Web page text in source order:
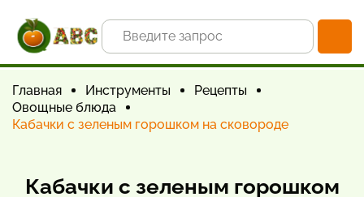
Главная Инструменты
Рецепты
Овощные блюда
Кабачки с зеленым горошком на сковороде
Кабачки с зеленым горошком